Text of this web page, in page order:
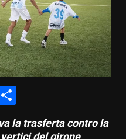
la trasferta contro la
del girone